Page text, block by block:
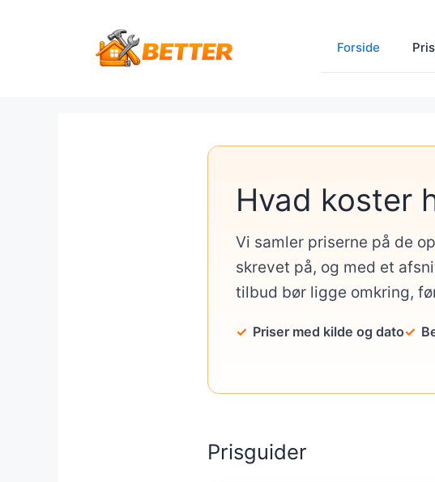
Forside
Hvad koster
Vi samler priserne på de
skrevet på, og med et
tilbud bør ligge omkring,
Priser med kilde og dato
Prisguider